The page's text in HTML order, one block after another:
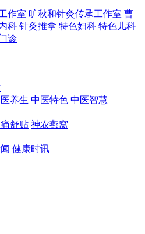
作室 旷秋和针灸传承工作室 曹
科 针灸推拿 特色妇科 特色儿科
诊
养生 中医特色 中医智慧
舒贴 神农燕窝
健康时讯